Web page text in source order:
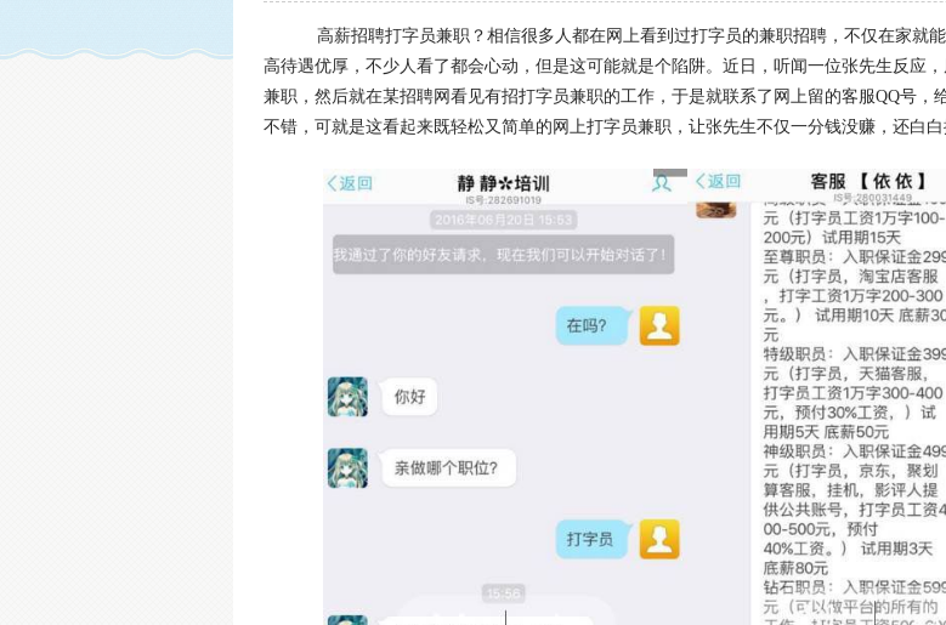
高薪招聘打字员兼职？相信很多人都在网上看到过打字员的兼职招聘，不仅在家就
高待遇优厚，不少人看了都会心动，但是这可能就是个陷阱。近日，听闻一位张先生反应
兼职，然后就在某招聘网看见有招打字员兼职的工作，于是就联系了网上留的客服QQ号，
不错，可就是这看起来既轻松又简单的网上打字员兼职，让张先生不仅一分钱没赚，还白白